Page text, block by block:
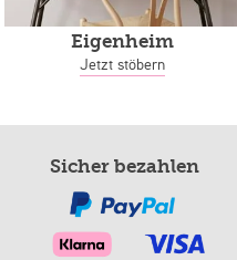
Eigenheim
Jetzt stöbern
Sicher bezahlen